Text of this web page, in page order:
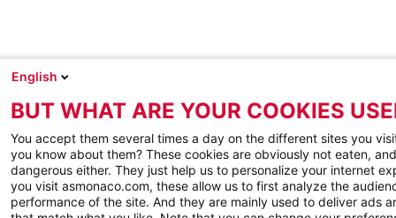
English
BUT WHAT ARE YOUR COOKIES
You accept them several times a day on the different sites you
you know about them? These cookies are obviously not eaten,
dangerous either. They just help us to personalize your internet
you visit asmonaco.com, these allow us to first analyze the
performance of the site. And they are mainly used to deliver ads